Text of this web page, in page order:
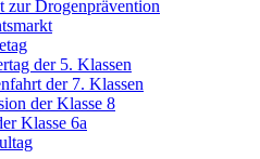
zur Drogenprävention
der 5. Klassen
der 7. Klassen
der Klasse 8
Klasse 6a